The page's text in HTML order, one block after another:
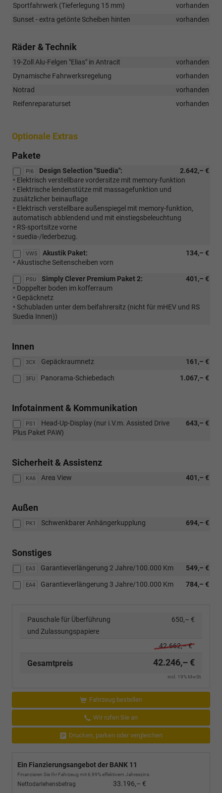
Sportfahrwerk (Tieferlegung 15 mm)
vorhanden
Sunset - extra getönte Scheiben hinten
vorhanden
Räder & Technik
19-Zoll Alu-Felgen "Elias" in Antracit
vorhanden
Dynamische Fahrwerksregelung
vorhanden
Notrad
vorhanden
Reifenreparaturset
vorhanden
Optionale Extras
Pakete
PI6 2.642,– €
Design Selection "Suedia":
• Elektrisch verstellbare vordersitze mit memory-funktion
• Elektrische lendenstütze mit massagefunktion und
zusätzlicher beinauflage
• Elektrisch verstellbare außenspiegel mit memory-funktion,
automatisch abblendend und mit einstiegsbeleuchtung
• RS-sportsitze vorne
• suedia-/lederbezug.
VW5 134,– €
Akustik Paket:
• Akustische Seitenscheiben vorn
PSU 401,– €
Simply Clever Premium Paket 2:
• Doppelter boden im kofferraum
• Gepäcknetz
• Schubladen unter dem beifahrersitz (nicht für mHEV und RS
Suedia Innen))
Innen
3CX 161,– €
Gepäckraumnetz
3FU 1.067,– €
Panorama-Schiebedach
Infotainment & Kommunikation
PS1 643,– €
Head-Up-Display (nur i.V.m. Assisted Drive
Plus Paket PAW)
Sicherheit & Assistenz
KA6 401,– €
Area View
Außen
PK1 694,– €
Schwenkbarer Anhängerkupplung
Sonstiges
EA3 549,– €
Garantieverlängerung 2 Jahre/100.000 Km
EA4 784,– €
Garantieverlängerung 3 Jahre/100.000 Km
Pauschale für Überführung
und Zulassungspapiere
650,– €
42.662,– €
Gesamtpreis 42.246,– €
incl. 19% MwSt.
Fahrzeug bestellen
Wir rufen Sie an
Drucken, parken oder vergleichen
Ein Fianzierungsangebot der BANK 11
Finanzieren Sie Ihr Fahrzeug mit 6,99% effektivem Jahreszins.
Nettodarlehensbetrag 33.196,– €